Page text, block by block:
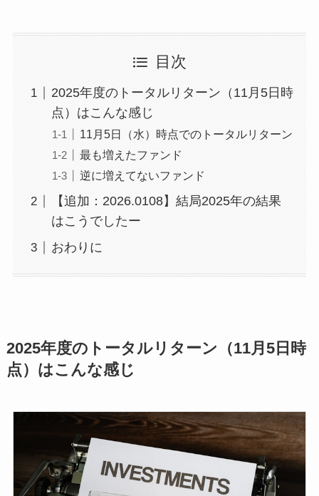
目次
2025年度のトータルリターン（11月5日時
点）はこんな感じ
11月5日（水）時点でのトータルリターン
最も増えたファンド
逆に増えてないファンド
【追加：2026.0108】結局2025年の結果
はこうでしたー
おわりに
2025年度のトータルリターン（11月5日時
点）はこんな感じ